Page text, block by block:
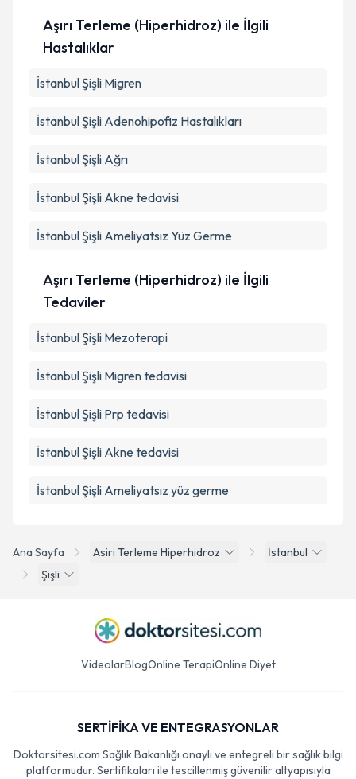
Ana Sayfa Asiri Terleme Hiperhidroz
İstanbul
Şişli
Aşırı Terleme (Hiperhidroz) ile İlgili
Hastalıklar
İstanbul Şişli Migren
İstanbul Şişli Adenohipofiz Hastalıkları
İstanbul Şişli Ağrı
İstanbul Şişli Akne tedavisi
İstanbul Şişli Ameliyatsız Yüz Germe
Aşırı Terleme (Hiperhidroz) ile İlgili
Tedaviler
İstanbul Şişli Mezoterapi
İstanbul Şişli Migren tedavisi
İstanbul Şişli Prp tedavisi
İstanbul Şişli Akne tedavisi
İstanbul Şişli Ameliyatsız yüz germe
VideolarBlogOnline TerapiOnline Diyet
SERTİFİKA VE ENTEGRASYONLAR
Doktorsitesi.com Sağlık Bakanlığı onaylı ve entegreli bir sağlık bilgi
platformudur. Sertifikaları ile tescillenmiş güvenilir altyapısıyla